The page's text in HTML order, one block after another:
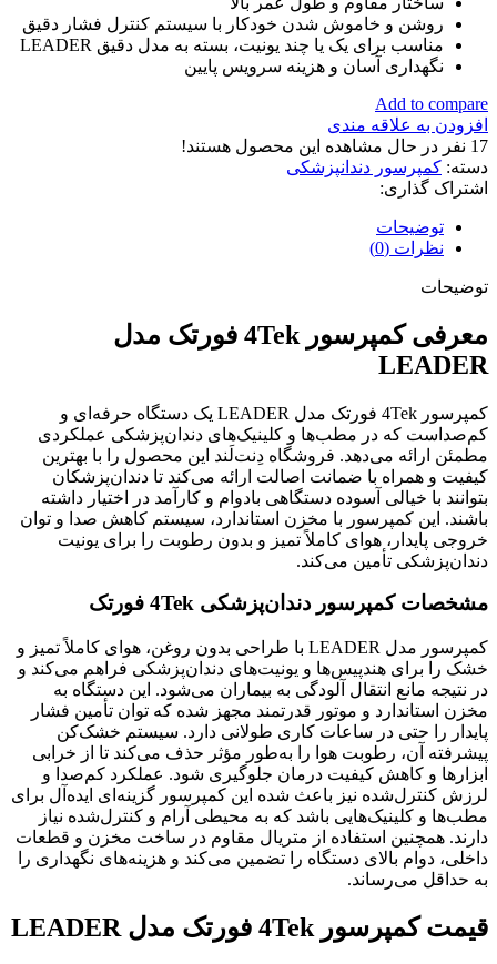
روشن و خاموش شدن خودکار با سیستم کنترل فشار دقیق
مناسب برای یک یا چند یونیت، بسته به مدل دقیق LEADER
نگهداری آسان و هزینه سرویس پایین
Add to compare
افزودن به علاقه مندی
17 نفر در حال مشاهده این محصول هستند!
دسته: کمپرسور دندانپزشکی
اشتراک گذاری:
توضیحات
نظرات (0)
توضیحات
معرفی کمپرسور 4Tek فورتک مدل
LEADER
کمپرسور 4Tek فورتک مدل LEADER یک دستگاه حرفه‌ای و
کم‌صداست که در مطب‌ها و کلینیک‌های دندان‌پزشکی عملکردی
مطمئن ارائه می‌دهد. فروشگاه دِنت‌لَند این محصول را با بهترین
کیفیت و همراه با ضمانت اصالت ارائه می‌کند تا دندان‌پزشکان
بتوانند با خیالی آسوده دستگاهی بادوام و کارآمد در اختیار داشته
باشند. این کمپرسور با مخزن استاندارد، سیستم کاهش صدا و توان
خروجی پایدار، هوای کاملاً تمیز و بدون رطوبت را برای یونیت
دندان‌پزشکی تأمین می‌کند.
مشخصات کمپرسور دندان‌پزشکی 4Tek فورتک
کمپرسور مدل LEADER با طراحی بدون روغن، هوای کاملاً تمیز و
خشک را برای هندپیس‌ها و یونیت‌های دندان‌پزشکی فراهم می‌کند و
در نتیجه مانع انتقال آلودگی به بیماران می‌شود. این دستگاه به
مخزن استاندارد و موتور قدرتمند مجهز شده که توان تأمین فشار
پایدار را حتی در ساعات کاری طولانی دارد. سیستم خشک‌کن
پیشرفته آن، رطوبت هوا را به‌طور مؤثر حذف می‌کند تا از خرابی
ابزارها و کاهش کیفیت درمان جلوگیری شود. عملکرد کم‌صدا و
لرزش کنترل‌شده نیز باعث شده این کمپرسور گزینه‌ای ایده‌آل برای
مطب‌ها و کلینیک‌هایی باشد که به محیطی آرام و کنترل‌شده نیاز
دارند. همچنین استفاده از متریال مقاوم در ساخت مخزن و قطعات
داخلی، دوام بالای دستگاه را تضمین می‌کند و هزینه‌های نگهداری را
به حداقل می‌رساند.
قیمت کمپرسور 4Tek فورتک مدل LEADER